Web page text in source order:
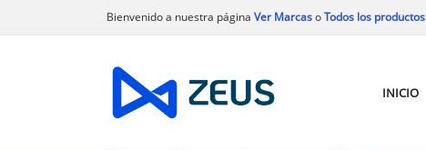
Bienvenido a nuestra página Ver MarcasoTodos los productos
INICIO